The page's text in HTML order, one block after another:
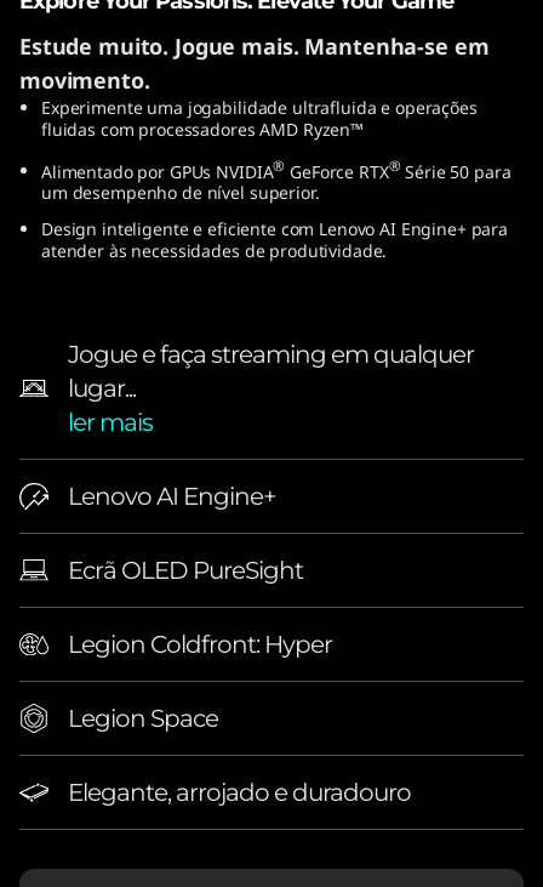
Estude muito. Jogue mais. Mantenha-se em
movimento.
Experimente uma jogabilidade ultrafluida e operações
fluidas com processadores AMD Ryzen™
Alimentado por GPUs NVIDIA® GeForce RTX® Série 50 para
um desempenho de nível superior.
Design inteligente e eficiente com Lenovo AI Engine+ para
atender às necessidades de produtividade.
Jogue e faça streaming em qualquer
lugar...
ler mais
Lenovo AI Engine+
Ecrã OLED PureSight
Legion Coldfront: Hyper
Legion Space
Elegante, arrojado e duradouro